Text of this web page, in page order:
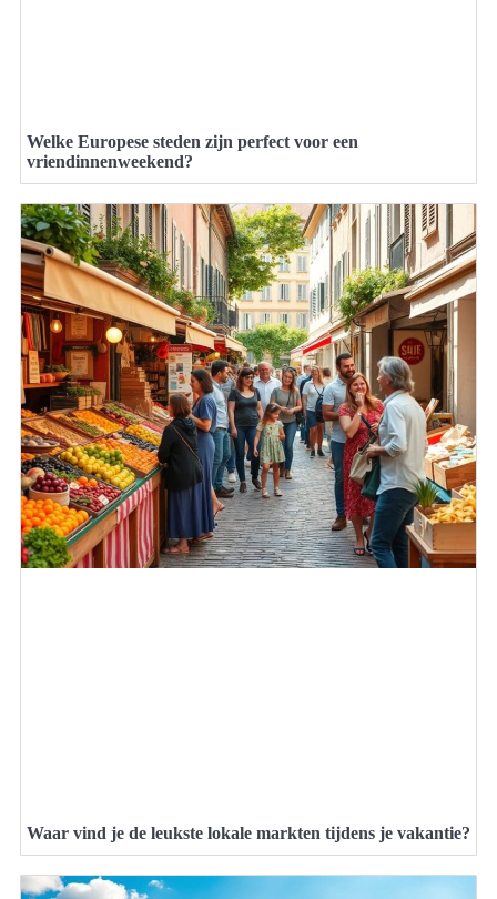
Welke Europese steden zijn perfect voor een
vriendinnenweekend?
Waar vind je de leukste lokale markten tijdens je vakantie?